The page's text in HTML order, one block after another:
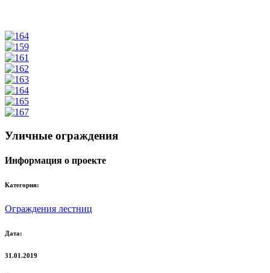
Уличные ограждения
Информация о проекте
Категория:
Ограждения лестниц
Дата:
31.01.2019